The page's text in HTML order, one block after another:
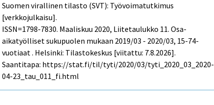
Suomen virallinen tilasto (SVT): Työvoimatutkimus
[verkkojulkaisu].
ISSN=1798-7830. Maaliskuu 2020, Liitetaulukko 11. Osa-
aikatyölliset sukupuolen mukaan 2019/03 - 2020/03, 15-74-
vuotiaat . Helsinki: Tilastokeskus [viitattu: 7.8.2026].
Saantitapa: https://stat.fi/til/tyti/2020/03/tyti_2020_03_2020-
04-23_tau_011_fi.html